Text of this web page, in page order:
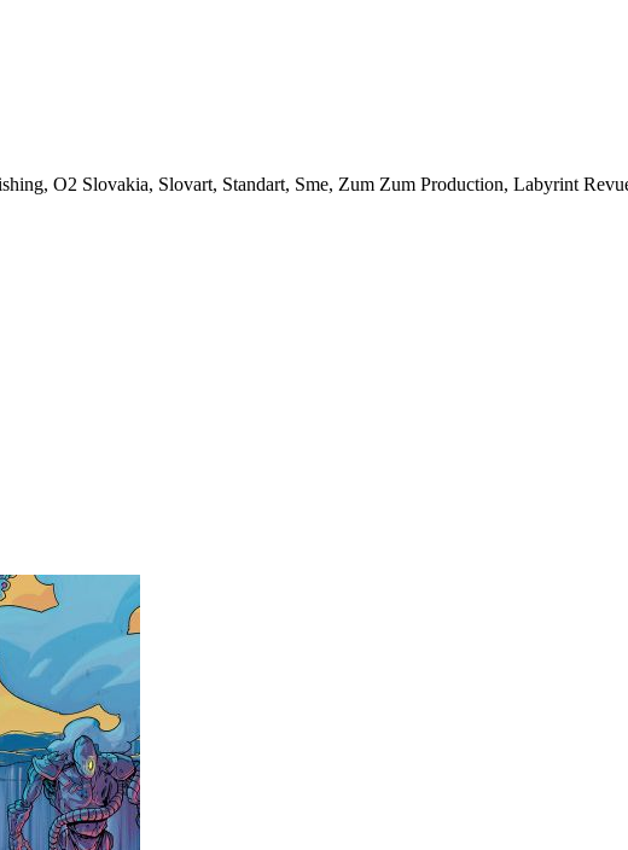
O2 Slovakia, Slovart, Standart, Sme, Zum Zum Production, Labyrint